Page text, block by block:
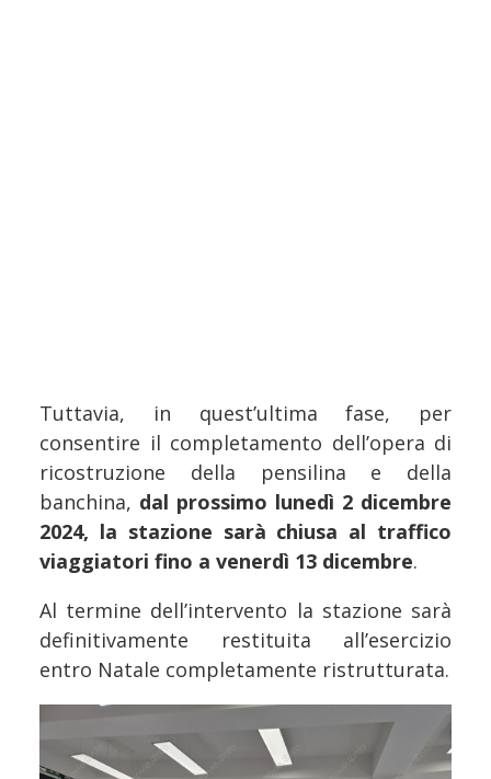
Tuttavia, in quest’ultima fase, per
consentire il completamento dell’opera di
ricostruzione della pensilina e della
banchina, dal prossimo lunedì 2 dicembre
2024, la stazione sarà chiusa al traffico
viaggiatori fino a venerdì 13 dicembre.
Al termine dell’intervento la stazione sarà
definitivamente restituita all’esercizio
entro Natale completamente ristrutturata.